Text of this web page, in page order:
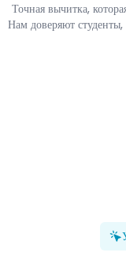
Точная вычитка,
Нам доверяют